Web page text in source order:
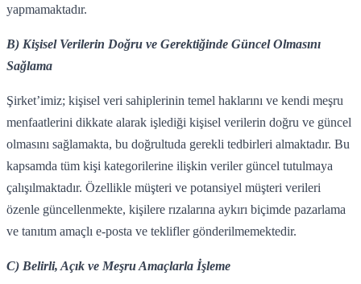
yapmamaktadır.
B) Kişisel Verilerin Doğru ve Gerektiğinde Güncel Olmasını
Sağlama
Şirket’imiz; kişisel veri sahiplerinin temel haklarını ve kendi meşru
menfaatlerini dikkate alarak işlediği kişisel verilerin doğru ve güncel
olmasını sağlamakta, bu doğrultuda gerekli tedbirleri almaktadır. Bu
kapsamda tüm kişi kategorilerine ilişkin veriler güncel tutulmaya
çalışılmaktadır. Özellikle müşteri ve potansiyel müşteri verileri
özenle güncellenmekte, kişilere rızalarına aykırı biçimde pazarlama
ve tanıtım amaçlı e-posta ve teklifler gönderilmemektedir.
C) Belirli, Açık ve Meşru Amaçlarla İşleme